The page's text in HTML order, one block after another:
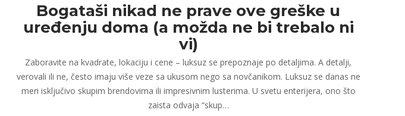
Bogataši nikad ne prave ove greške u
uređenju doma (a možda ne bi trebalo ni
vi)
Zaboravite na kvadrate, lokaciju i cene – luksuz se prepoznaje po detaljima. A detalji,
verovali ili ne, često imaju više veze sa ukusom nego sa novčanikom. Luksuz se danas ne
meri isključivo skupim brendovima ili impresivnim lusterima. U svetu enterijera, ono što
zaista odvaja “skup…